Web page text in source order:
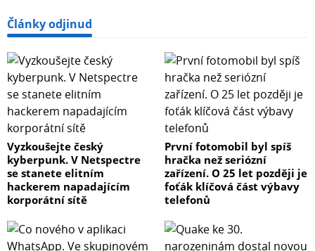
Články odjinud
Vyzkoušejte český
kyberpunk. V Netspectre
se stanete elitním
hackerem napadajícím
korporátní sítě
První fotomobil byl spíš
hračka než seriózní
zařízení. O 25 let později je
foťák klíčová část výbavy
telefonů